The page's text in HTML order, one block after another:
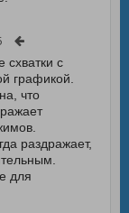
схватки с
графикой.
что
раздражает,
для